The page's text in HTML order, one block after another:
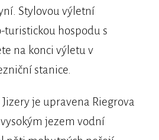
Stylovou výletní
turistickou hospodu s
na konci výletu v
stanice.
je upravena Riegrova
jezem vodní